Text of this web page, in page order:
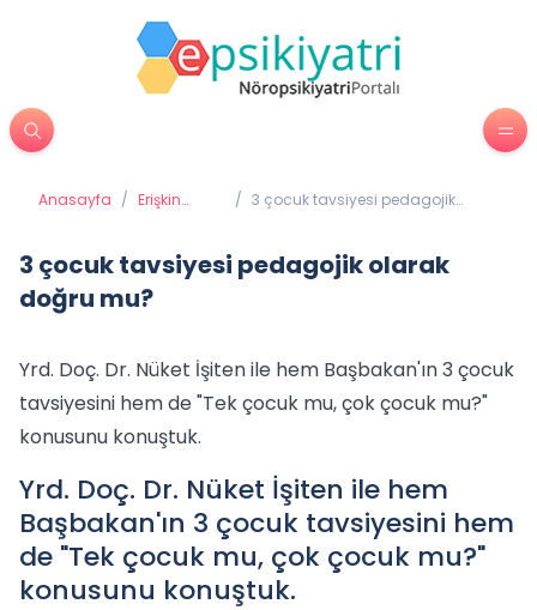
Anasayfa / Erişkin
/ 3 çocuk tavsiyesi pedagojik
3 çocuk tavsiyesi pedagojik olarak
doğru mu?
Yrd. Doç. Dr. Nüket İşiten ile hem Başbakan'ın 3 çocuk
tavsiyesini hem de "Tek çocuk mu, çok çocuk mu?"
konusunu konuştuk.
Yrd. Doç. Dr. Nüket İşiten ile hem
Başbakan'ın 3 çocuk tavsiyesini hem
de "Tek çocuk mu, çok çocuk mu?"
konusunu konuştuk.